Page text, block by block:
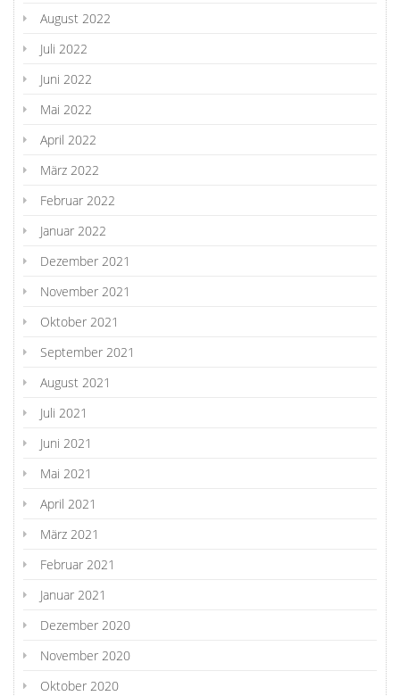
August 2022
Juli 2022
Juni 2022
Mai 2022
April 2022
März 2022
Februar 2022
Januar 2022
Dezember 2021
November 2021
Oktober 2021
September 2021
August 2021
Juli 2021
Juni 2021
Mai 2021
April 2021
März 2021
Februar 2021
Januar 2021
Dezember 2020
November 2020
Oktober 2020